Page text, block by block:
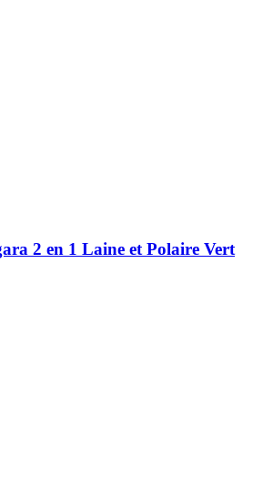
2 en 1 Laine et Polaire Vert